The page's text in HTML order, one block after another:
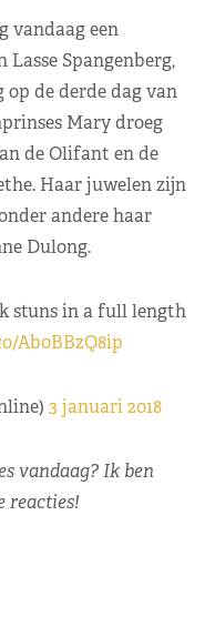
vandaag een
Spangenberg,
de derde dag van
Mary droeg
de Olifant en de
Haar juwelen zijn
andere haar
Dulong.
stuns in a full length
Ab0BBzQ8ip
3 januari 2018
vandaag? Ik ben
reacties!